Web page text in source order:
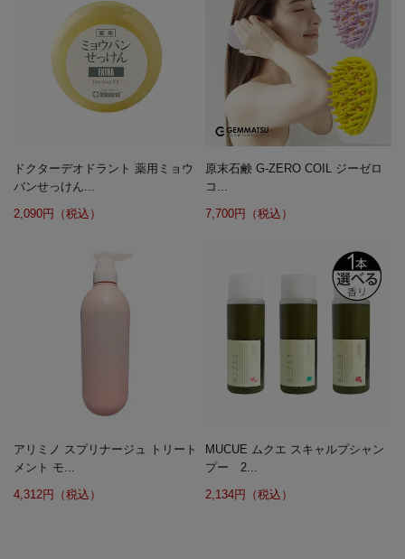
ドクターデオドラント 薬用ミョウ
バンせっけん...
2,090円（税込）
原末石鹸 G-ZERO COIL ジーゼロ
コ...
7,700円（税込）
アリミノ スプリナージュ トリート
メント モ...
4,312円（税込）
MUCUE ムクエ スキャルプシャン
プー 2...
2,134円（税込）